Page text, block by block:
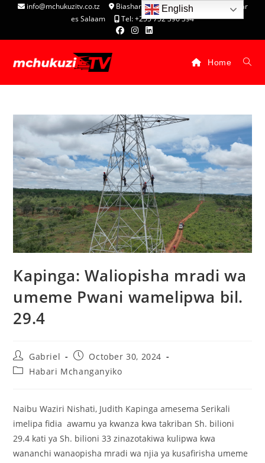
info@mchukuzitv.co.tz
Biashara Complex - P.O. Box 25074, Dar
es Salaam
Tel: +255 752 396 394
Home
Kapinga: Waliopisha mradi wa
umeme Pwani wamelipwa bil.
29.4
Gabriel
October 30, 2024
Habari Mchanganyiko
Naibu Waziri Nishati, Judith Kapinga amesema Serikali
imelipa fidia awamu ya kwanza kwa takriban Sh. bilioni
29.4 kati ya Sh. bilioni 33 zinazotakiwa kulipwa kwa
wananchi wanaopisha mradi wa njia ya kusafirisha umeme
English